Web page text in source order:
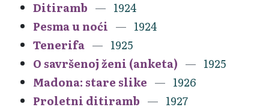
Ditiramb
1924
Pesma u noći
1924
Tenerifa
1925
O savršenoj ženi (anketa)
1925
Madona: stare slike
1926
Proletni ditiramb
1927